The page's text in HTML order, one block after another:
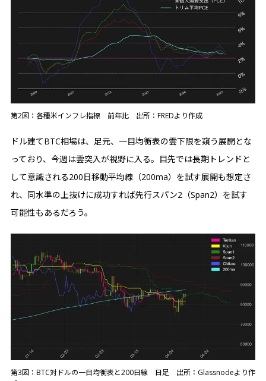
第2図：各種米インフレ指標 前年比 出所：FREDより作成
ドル建てBTC相場は、足元、一目均衡表の雲下限を窺う展開とな
っており、今週は雲突入が視野に入る。目先では長期トレンドと
して意識される200日移動平均線（200ma）を試す展開も想定さ
れ、同水準の上抜けに成功すれば先行スパン2（Span2）を試す
可能性もあるだろう。
第3図：BTC対ドルの一目均衡表と200日線 日足 出所：Glassnodeより作